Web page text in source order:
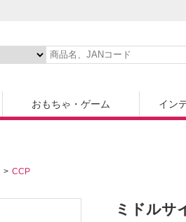
おもちゃ・ゲーム イン
CCP
ミドルサ